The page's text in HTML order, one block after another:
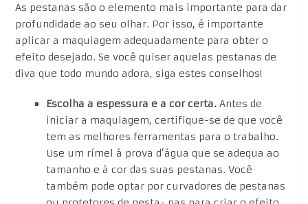
As pestanas são o elemento mais importante para dar
profundidade ao seu olhar. Por isso, é importante
aplicar a maquiagem adequadamente para obter o
efeito desejado. Se você quiser aquelas pestanas de
diva que todo mundo adora, siga estes conselhos!
Escolha a espessura e a cor certa.Antes de
iniciar a maquiagem, certifique-se de que você
tem as melhores ferramentas para o trabalho.
Use um rímel à prova d’água que se adequa ao
tamanho e à cor das suas pestanas. Você
também pode optar por curvadores de pestanas